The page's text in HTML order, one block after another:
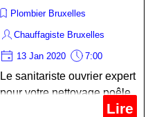
Plombier Bruxelles
Chauffagiste Bruxelles
13 Jan 2020 7:00
Le sanitariste ouvrier expert
pour votre nettoyage poêle
de la marque ferroli dans
Lire